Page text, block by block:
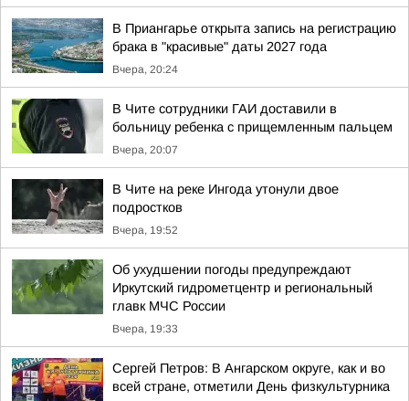
В Приангарье открыта запись на регистрацию
брака в "красивые" даты 2027 года
Вчера, 20:24
В Чите сотрудники ГАИ доставили в
больницу ребенка с прищемленным пальцем
Вчера, 20:07
В Чите на реке Ингода утонули двое
подростков
Вчера, 19:52
Об ухудшении погоды предупреждают
Иркутский гидрометцентр и региональный
главк МЧС России
Вчера, 19:33
Сергей Петров: В Ангарском округе, как и во
всей стране, отметили День физкультурника